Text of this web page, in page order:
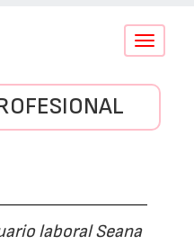
Conmutar
laboral Seana